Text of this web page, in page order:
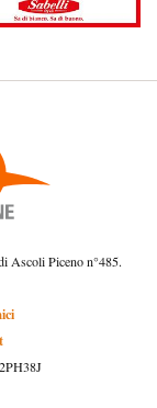
Ascoli Piceno n°485.